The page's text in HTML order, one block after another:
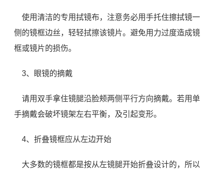
使用清洁的专用拭镜布，注意务必用手托住擦拭镜一
侧的镜框边丝，轻轻拭擦该镜片。避免用力过度造成镜
框或镜片的损伤。
3、眼镜的摘戴
请用双手拿住镜腿沿脸颊两侧平行方向摘戴。若用单
手摘戴会破坏镜架左右平衡，及引起变形。
4、折叠镜框应从左边开始
大多数的镜框都是按从左镜腿开始折叠设计的，所以